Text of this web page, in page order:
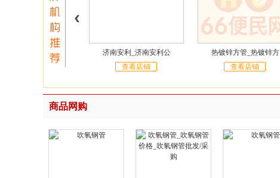
济南安利_济南安利公
查看店铺
热镀锌方管_热镀锌方
查看店铺
商品网购